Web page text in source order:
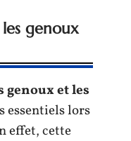
genoux
et les
essentiels lors
effet, cette